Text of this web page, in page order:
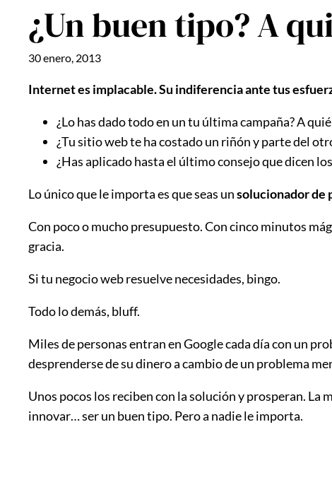
¿Un buen tipo? A
30 enero, 2013
Internet es implacable. Su indiferencia ante tus
¿Lo has dado todo en un tu última campaña? A
¿Tu sitio web te ha costado un riñón y parte del
¿Has aplicado hasta el último consejo que dicen
Lo único que le importa es que seas unsolucionador de
Con poco o mucho presupuesto. Con cinco minutos
gracia.
Si tu negocio web resuelve necesidades, bingo.
Todo lo demás, bluff.
Miles de personas entran en Google cada día con un
desprenderse de su dinero a cambio de un problema
Unos pocos los reciben con la solución y prosperan.
innovar… ser un buen tipo. Pero a nadie le importa.